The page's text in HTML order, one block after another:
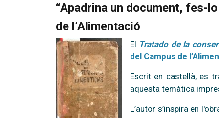
“Apadrina un document, fes-
de l’Alimentació
El Tratado de la
del Campus de
Escrit en castellà, es
aquesta temàtica
L’autor s’inspira en